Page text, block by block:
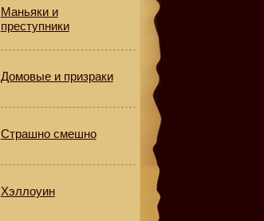
Маньяки и
преступники
Домовые и призраки
Страшно смешно
Хэллоуин